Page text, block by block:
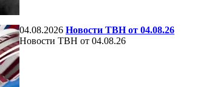
04.08.2026 Новости ТВН от 04.08.26
Новости ТВН от 04.08.26